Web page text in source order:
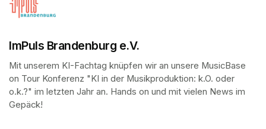
ImPuls Brandenburg e.V.
Mit unserem KI-Fachtag knüpfen wir an unsere MusicBase
on Tour Konferenz "KI in der Musikproduktion: k.O. oder
o.k.?" im letzten Jahr an. Hands on und mit vielen News im
Gepäck!